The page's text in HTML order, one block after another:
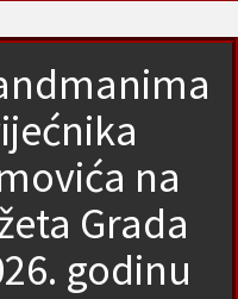
na
Grada
godinu